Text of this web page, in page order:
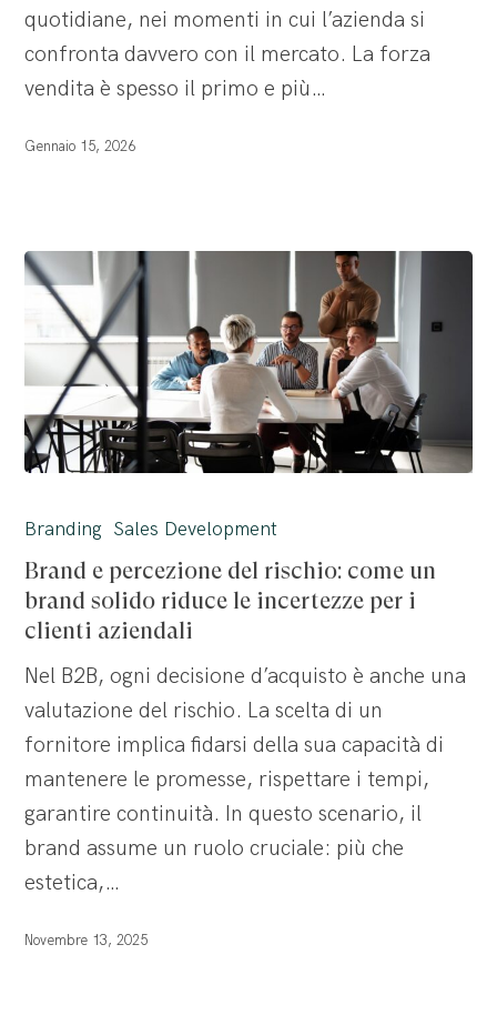
quotidiane, nei momenti in cui l’azienda si
confronta davvero con il mercato. La forza
vendita è spesso il primo e più…
Gennaio 15, 2026
e
percezione
del
rischio:
come
un
brand
le
incertezze
i
Branding Sales Development
Brand e percezione del rischio: come un
brand solido riduce le incertezze per i
clienti aziendali
Nel B2B, ogni decisione d’acquisto è anche una
valutazione del rischio. La scelta di un
fornitore implica fidarsi della sua capacità di
mantenere le promesse, rispettare i tempi,
garantire continuità. In questo scenario, il
brand assume un ruolo cruciale: più che
estetica,…
Novembre 13, 2025